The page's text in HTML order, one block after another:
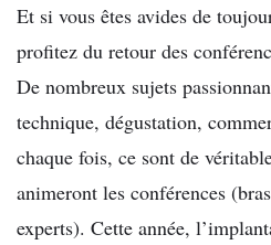
Et si vous êtes avides de
profitez du retour des
De nombreux sujets
technique, dégustation,
chaque fois, ce sont de
animeront les conférences
experts). Cette année,